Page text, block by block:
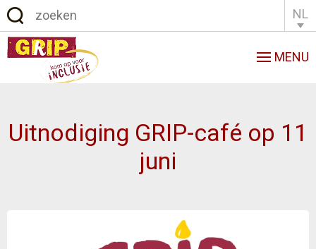
NL
MENU
Uitnodiging GRIP-café op 11
juni